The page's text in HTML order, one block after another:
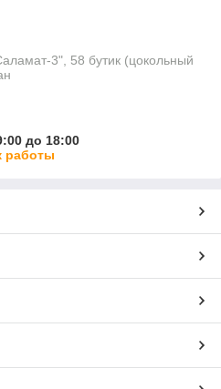
3", 58 бутик (цокольный
до 18:00
работы